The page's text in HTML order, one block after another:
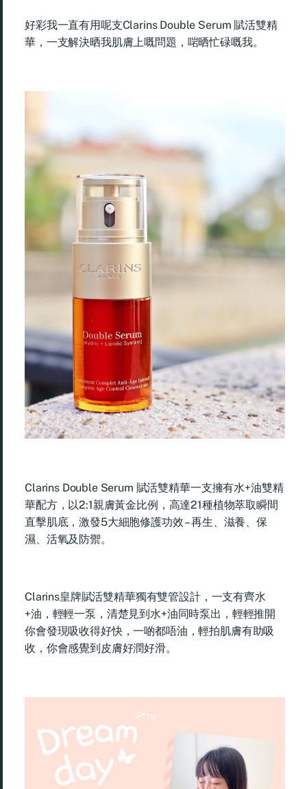
好彩我一直有用呢支Clarins Double Serum 賦活雙精
華，一支解決晒我肌膚上嘅問題，啱晒忙碌嘅我。
Clarins Double Serum 賦活雙精華一支擁有水+油雙精
華配方，以2:1親膚黃金比例，高達21種植物萃取瞬間
直擊肌底，激發5大細胞修護功效 – 再生、滋養、保
濕、活氧及防禦。
Clarins皇牌賦活雙精華獨有雙管設計，一支有齊水
+油，輕輕一泵，清楚見到水+油同時泵出，輕輕推開
你會發現吸收得好快，一啲都唔油，輕拍肌膚有助吸
收，你會感覺到皮膚好潤好滑。